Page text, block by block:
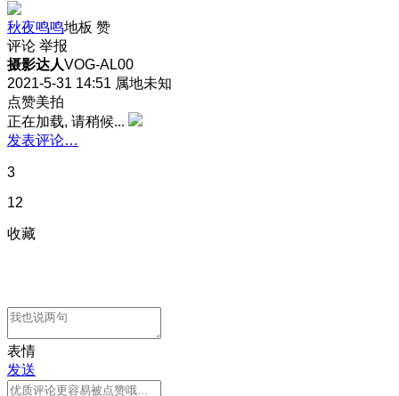
秋夜鸣鸣地板 赞
评论 举报
摄影达人VOG-AL00
2021-5-31 14:51 属地未知
点赞美拍
正在加载, 请稍候...
发表评论…
3
12
收藏
表情
发送